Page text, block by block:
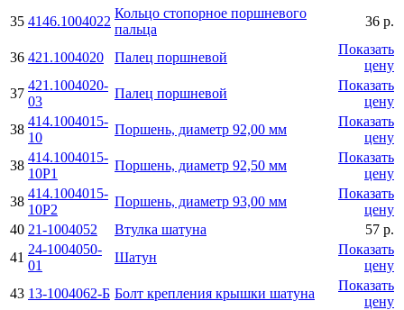
35 4146.1004022
Кольцо стопорное поршневого
пальца
36 р.
36 421.1004020 Палец поршневой
Показать
цену
37
421.1004020-
03
Палец поршневой
Показать
цену
38
414.1004015-
10
Поршень, диаметр 92,00 мм
Показать
цену
38
414.1004015-
10Р1
Поршень, диаметр 92,50 мм
Показать
цену
38
414.1004015-
10Р2
Поршень, диаметр 93,00 мм
Показать
цену
40 21-1004052 Втулка шатуна
57 р.
41
24-1004050-
01
Шатун
Показать
цену
43 13-1004062-Б Болт крепления крышки шатуна
Показать
цену